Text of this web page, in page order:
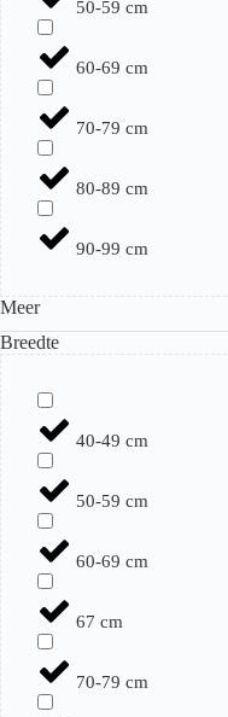
50-59 cm
60-69 cm
70-79 cm
80-89 cm
90-99 cm
Meer
Breedte
40-49 cm
50-59 cm
60-69 cm
67 cm
70-79 cm